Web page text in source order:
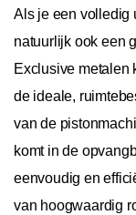
Als je een volledig
natuurlijk ook een
Exclusive metalen
de ideale,
van de
komt in de
eenvoudig en
van hoogwaardig